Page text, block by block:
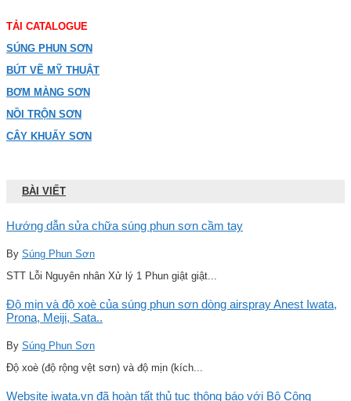
TẢI CATALOGUE
SÚNG PHUN SƠN
BÚT VẼ MỸ THUẬT
BƠM MÀNG SƠN
NỒI TRỘN SƠN
CÂY KHUẤY SƠN
BÀI VIẾT
Hướng dẫn sửa chữa súng phun sơn cầm tay
By Súng Phun Sơn
STT Lỗi Nguyên nhân Xử lý 1 Phun giật giật...
Độ mịn và độ xoè của súng phun sơn dòng airspray Anest Iwata,
Prona, Meiji, Sata..
By Súng Phun Sơn
Độ xoè (độ rộng vệt sơn) và độ mịn (kích...
Website iwata.vn đã hoàn tất thủ tục thông báo với Bộ Công